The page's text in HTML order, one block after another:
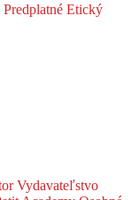
Predplatné Etický
Vydavateľstvo